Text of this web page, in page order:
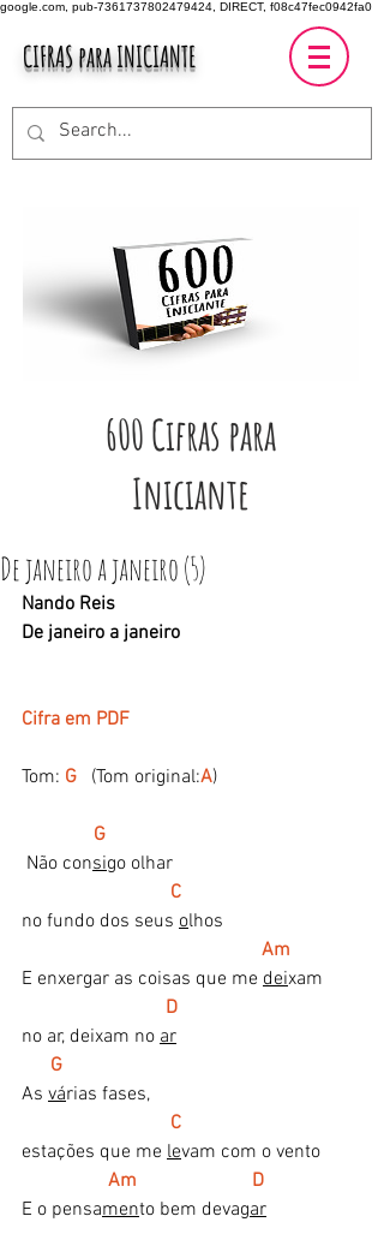
google.com, pub-7361737802479424, DIRECT, f08c47fec0942fa0
CIFRAS para INICIANTE
600 Cifras para
Iniciante
De janeiro a janeiro (5)
Nando Reis
De janeiro a janeiro
Cifra em PDF
Tom: G (Tom original:A)
  G
​Não consigo olhar
C
no fundo dos seus olhos
Am
E enxergar as coisas que me deixam
   D
no ar, deixam no ar
  G
As várias fases,
  C
estações que me levam com o vento
Am                        D
E o pensamento bem devagar